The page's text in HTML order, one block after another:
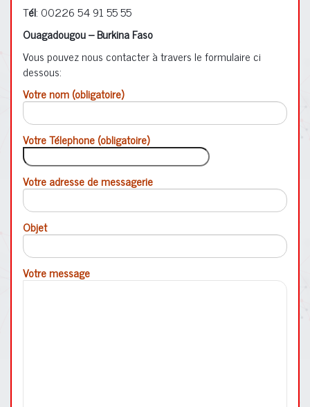
Tél: 00226 54 91 55 55
Ouagadougou – Burkina Faso
Vous pouvez nous contacter à travers le formulaire ci
dessous:
Votre nom (obligatoire)
Votre Télephone (obligatoire)
Votre adresse de messagerie
Objet
Votre message